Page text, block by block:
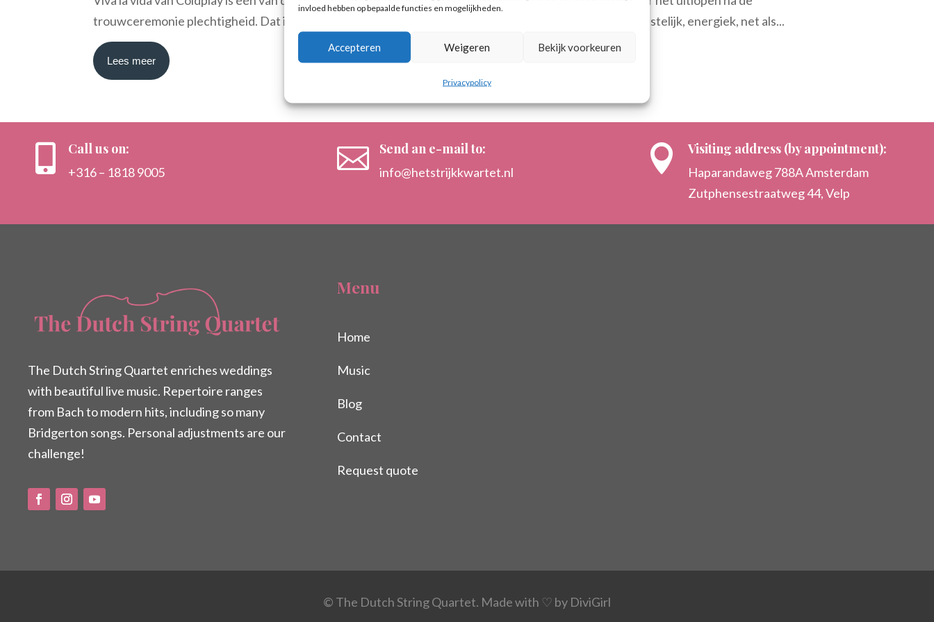
invloed hebben op bepaalde functies en mogelijkheden.
Accepteren Weigeren Bekijk voorkeuren
Privacypolicy
trouwceremonie plechtigheid. Dat is niet gek want dit nummer is vanaf de eerste noten herkenbaar, feestelijk, energiek, net als...
Lees meer
 Call us on:
+316 – 1818 9005  Send an e-mail to:
info@hetstrijkkwartet.nl  Visiting address (by appointment):
Haparandaweg 788A Amsterdam
Zutphensestraatweg 44, Velp
The Dutch String Quartet enriches weddings
with beautiful live music. Repertoire ranges
from Bach to modern hits, including so many
Bridgerton songs. Personal adjustments are our
challenge!
Menu
Home
Music
Blog
Contact
Request quote
© The Dutch String Quartet. Made with ♡ by DiviGirl